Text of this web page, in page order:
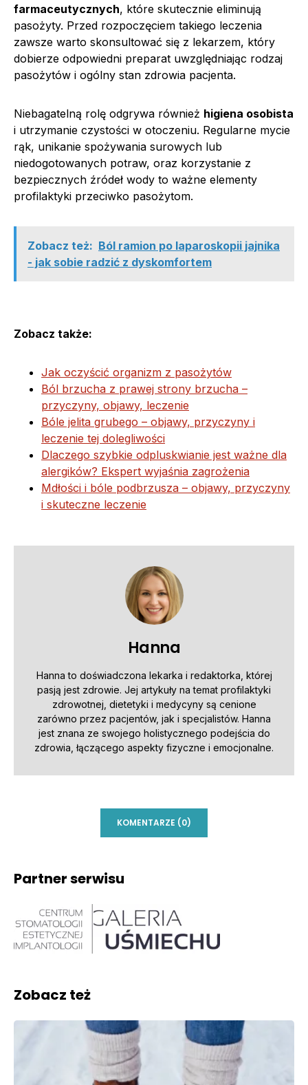
farmaceutycznych, które skutecznie eliminują
pasożyty. Przed rozpoczęciem takiego leczenia
zawsze warto skonsultować się z lekarzem, który
dobierze odpowiedni preparat uwzględniając rodzaj
pasożytów i ogólny stan zdrowia pacjenta.
Niebagatelną rolę odgrywa również higiena osobista
i utrzymanie czystości w otoczeniu. Regularne mycie
rąk, unikanie spożywania surowych lub
niedogotowanych potraw, oraz korzystanie z
bezpiecznych źródeł wody to ważne elementy
profilaktyki przeciwko pasożytom.
Zobacz też: Ból ramion po laparoskopii jajnika
- jak sobie radzić z dyskomfortem
Zobacz także:
Jak oczyścić organizm z pasożytów
Ból brzucha z prawej strony brzucha –
przyczyny, objawy, leczenie
Bóle jelita grubego – objawy, przyczyny i
leczenie tej dolegliwości
Dlaczego szybkie odpluskwianie jest ważne dla
alergików? Ekspert wyjaśnia zagrożenia
Mdłości i bóle podbrzusza – objawy, przyczyny
i skuteczne leczenie
Hanna
Hanna to doświadczona lekarka i redaktorka, której
pasją jest zdrowie. Jej artykuły na temat profilaktyki
zdrowotnej, dietetyki i medycyny są cenione
zarówno przez pacjentów, jak i specjalistów. Hanna
jest znana ze swojego holistycznego podejścia do
zdrowia, łączącego aspekty fizyczne i emocjonalne.
KOMENTARZE (0)
Partner serwisu
Zobacz też